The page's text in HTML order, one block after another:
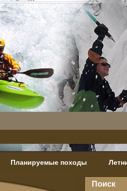
Планируемые походы
Поиск